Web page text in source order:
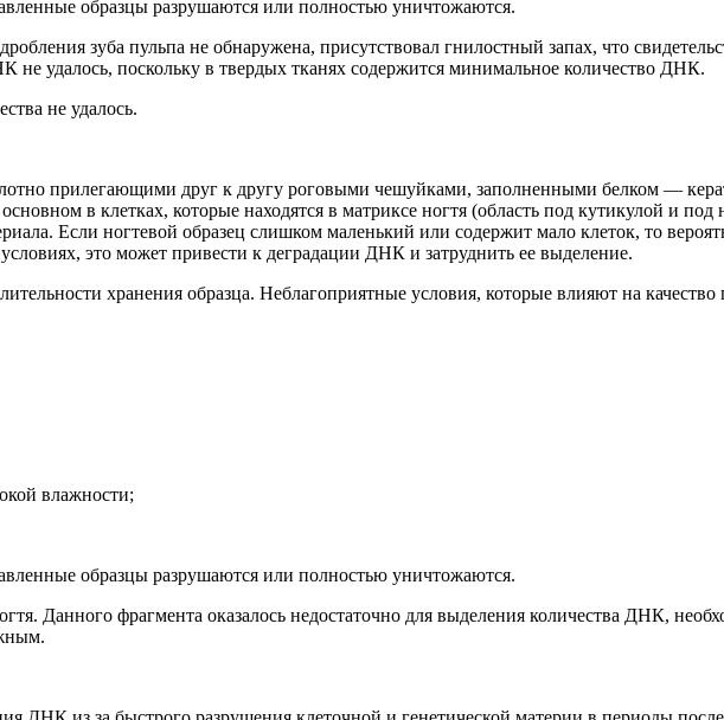
образцы разрушаются или полностью уничтожаются.
обления зуба пульпа не обнаружена, присутствовал гнилостный запах, что
не удалось, поскольку в твердых тканях содержится минимальное количество ДНК.
не удалось.
прилегающими друг к другу роговыми чешуйками, заполненными белком —
в клетках, которые находятся в матриксе ногтя (область под кутикулой и под
Если ногтевой образец слишком маленький или содержит мало клеток, то
это может привести к деградации ДНК и затруднить ее выделение.
хранения образца. Неблагоприятные условия, которые влияют на качество
влажности;
образцы разрушаются или полностью уничтожаются.
. Данного фрагмента оказалось недостаточно для выделения количества ДНК,